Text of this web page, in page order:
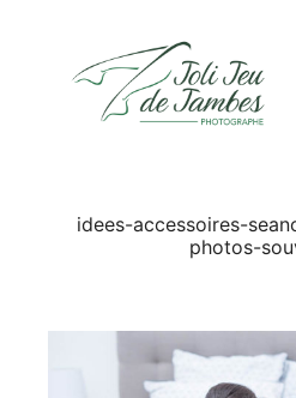
idees-accessoires-
photos-